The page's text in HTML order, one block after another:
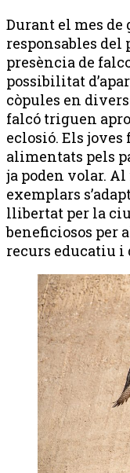
Durant el mes de
responsables del
presència de
possibilitat
còpules en
falcó triguen
eclosió. Els
alimentats pels
ja poden volar.
exemplars
llibertat per la
beneficiosos per
recurs educatiu